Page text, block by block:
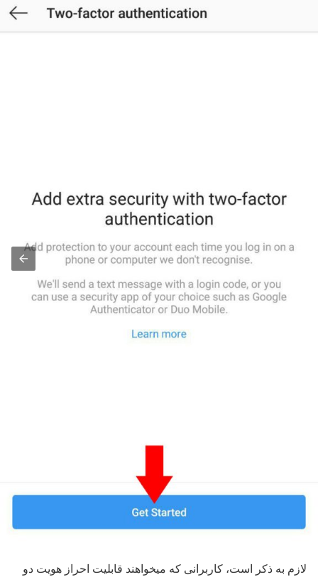
لازم به ذکر است، کاربرانی که میخواهند قابلیت احراز هویت دو